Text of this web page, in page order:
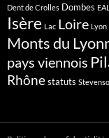
Dent de Crolles Dombes
Isère Lac Loire Lyon
Monts du
pays viennois
Rhônestatuts